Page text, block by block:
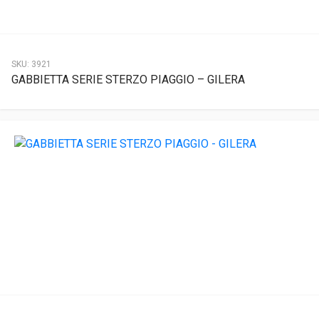
SKU: 3921
GABBIETTA SERIE STERZO PIAGGIO – GILERA